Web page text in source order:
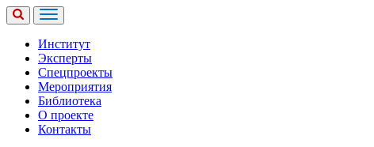
Институт
Эксперты
Спецпроекты
Мероприятия
Библиотека
О проекте
Контакты